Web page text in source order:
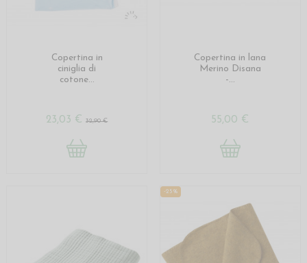
Copertina in
ciniglia di
cotone...
23,03 €32,90 €
Copertina in lana
Merino Disana
-...
55,00 €
-25%